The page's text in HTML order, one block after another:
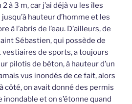
à 3 m, car j’ai déjà vu les îles
hauteur d’homme et les
à l’abris de l’eau. D’ailleurs, de
Sébastien, qui possède de
de sports, a toujours
pilotis de béton, à hauteur d’un
vus inondés de ce fait, alors
côté, on avait donné des permis
et on s’étonne quand